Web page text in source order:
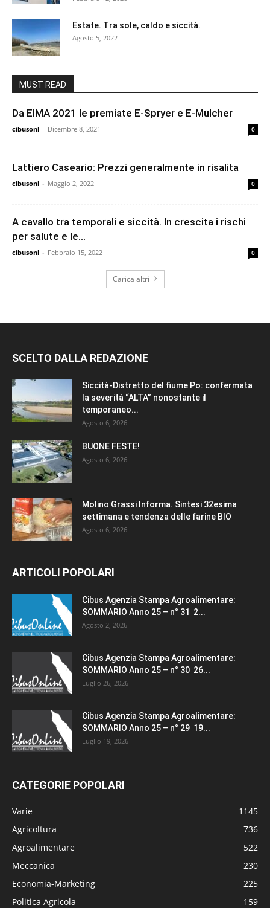
Estate. Tra sole, caldo e siccità.
Agosto 5, 2022
MUST READ
Da EIMA 2021 le premiate E-Spryer e E-Mulcher
cibusonl - Dicembre 8, 2021 0
Lattiero Caseario: Prezzi generalmente in risalita
cibusonl - Maggio 2, 2022 0
A cavallo tra temporali e siccità. In crescita i rischi
per salute e le...
cibusonl - Febbraio 15, 2022 0
Carica altri
SCELTO DALLA REDAZIONE
Siccità-Distretto del fiume Po: confermata
la severità “ALTA” nonostante il
temporaneo...
Agosto 6, 2026
BUONE FESTE!
Agosto 6, 2026
Molino Grassi Informa. Sintesi 32esima
settimana e tendenza delle farine BIO
Agosto 6, 2026
ARTICOLI POPOLARI
Cibus Agenzia Stampa Agroalimentare:
SOMMARIO Anno 25 – n° 31 2...
Agosto 2, 2026
Cibus Agenzia Stampa Agroalimentare:
SOMMARIO Anno 25 – n° 30 26...
Luglio 26, 2026
Cibus Agenzia Stampa Agroalimentare:
SOMMARIO Anno 25 – n° 29 19...
Luglio 19, 2026
CATEGORIE POPOLARI
Varie
1145
Agricoltura
736
Agroalimentare
522
Meccanica
230
Economia-Marketing
225
Politica Agricola
159